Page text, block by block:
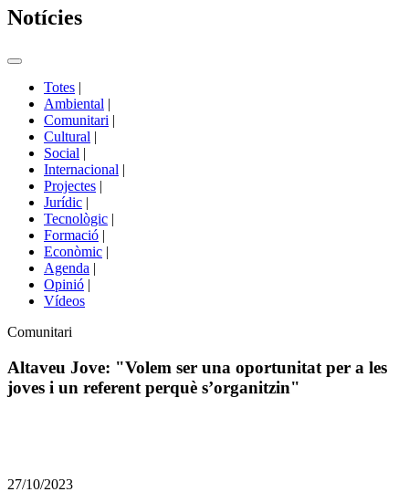
Notícies
Commutador
portals
Totes |
Ambiental |
Comunitari |
Cultural |
Social |
Internacional |
Projectes |
Jurídic |
Tecnològic |
Formació |
Econòmic |
Agenda |
Opinió |
Vídeos
Àmbit
la
notícia
Comunitari
Altaveu Jove: "Volem ser una oportunitat per a les
joves i un referent perquè s’organitzin"
en
27/10/2023